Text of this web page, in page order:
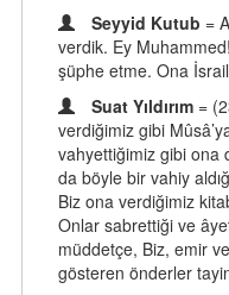
Seyyid Kutub =
verdik. Ey
şüphe etme. Ona
Suat Yıldırım =
verdiğimiz gibi
vahyettiğimiz gibi ona
da böyle bir vahiy
Biz ona verdiğimiz
Onlar sabrettiği ve
müddetçe, Biz, emir
gösteren önderler